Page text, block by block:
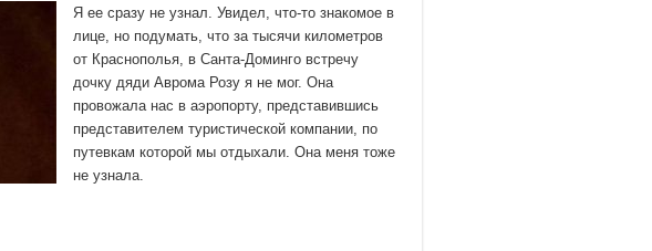
Я ее сразу не узнал. Увидел, что-то знакомое в
лице, но подумать, что за тысячи километров
от Краснополья, в Санта-Доминго встречу
дочку дяди Аврома Розу я не мог. Она
провожала нас в аэропорту, представившись
представителем туристической компании, по
путевкам которой мы отдыхали. Она меня тоже
не узнала.